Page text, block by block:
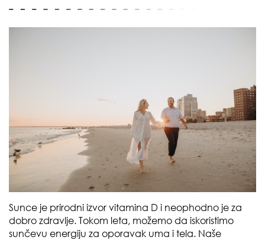
Sunce je prirodni izvor vitamina D i neophodno je za
dobro zdravlje. Tokom leta, možemo da iskoristimo
sunčevu energiju za oporavak uma i tela. Naše